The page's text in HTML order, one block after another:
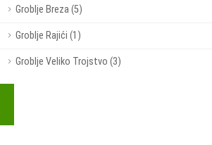
Groblje Breza (5)
Groblje Rajići (1)
Groblje Veliko Trojstvo (3)